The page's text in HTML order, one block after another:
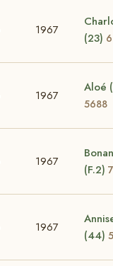
1967
(23)
1967
Aloé
5688
1967
(F.2)
1967
(44)